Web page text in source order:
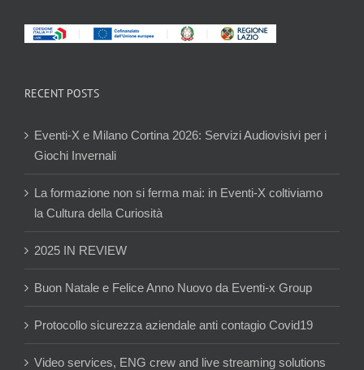
RECENT POSTS
Eventi-X e Milano Cortina 2026: Servizi Audiovisivi per i
Giochi Invernali
La formazione non si ferma mai: in Eventi-X coltiviamo
la Cultura della Curiosità
2025 IN REVIEW
Buon Natale e Felice Anno Nuovo da Eventi-x Group
Protocollo sicurezza aziendale anti contagio Covid19
Video services, ENG crew and live streaming solutions